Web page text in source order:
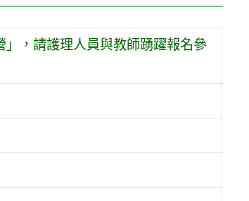
，請護理人員與教師踴躍報名參